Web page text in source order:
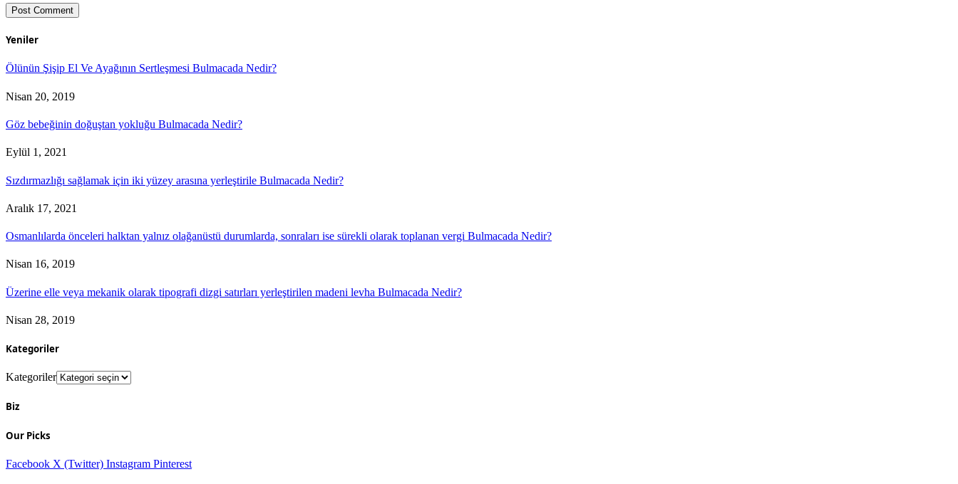
Yeniler
Ölünün Şişip El Ve Ayağının Sertleşmesi Bulmacada Nedir?
Nisan 20, 2019
Göz bebeğinin doğuştan yokluğu Bulmacada Nedir?
Eylül 1, 2021
Sızdırmazlığı sağlamak için iki yüzey arasına yerleştirile Bulmacada Nedir?
Aralık 17, 2021
Osmanlılarda önceleri halktan yalnız olağanüstü durumlarda, sonraları ise sürekli olarak toplanan vergi Bulmacada Nedir?
Nisan 16, 2019
Üzerine elle veya mekanik olarak tipografi dizgi satırları yerleştirilen madeni levha Bulmacada Nedir?
Nisan 28, 2019
Kategoriler
Kategoriler
Biz
Our Picks
Facebook X (Twitter) Instagram Pinterest